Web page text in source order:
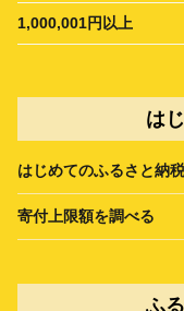
1,000,001円以上
は
はじめてのふるさと納税
寄付上限額を調べる
ふ